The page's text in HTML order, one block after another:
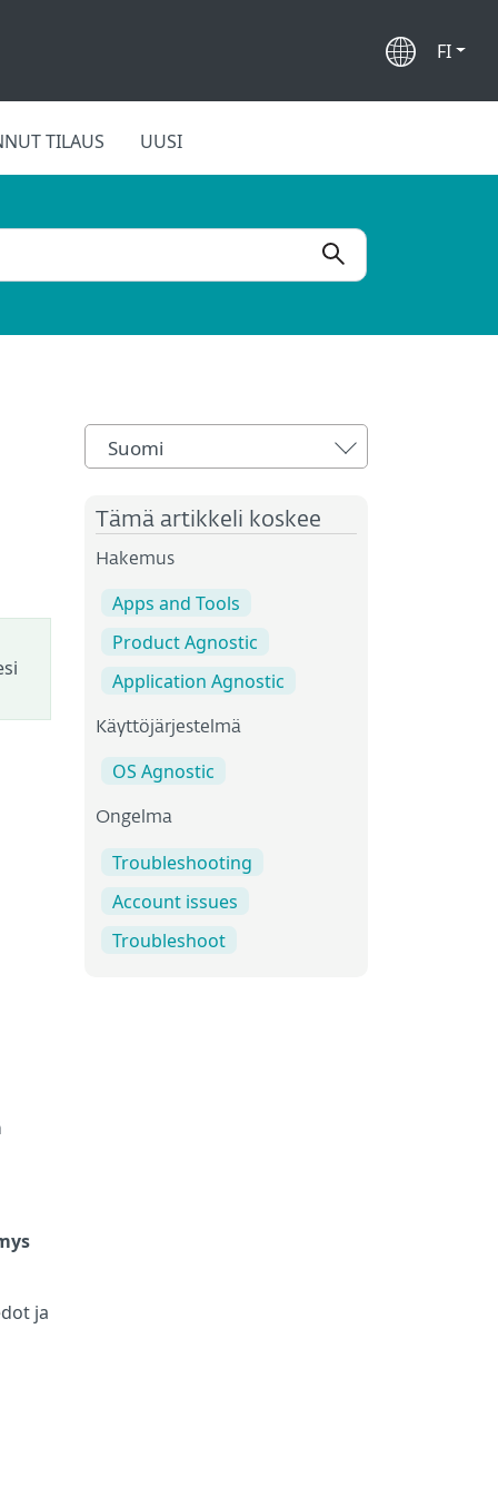
FI
TILAUS UUSI
ja
Suomi
Tämä artikkeli koskee
Hakemus
Apps and Tools
Product Agnostic
Application Agnostic
Käyttöjärjestelmä
OS Agnostic
Ongelma
Troubleshooting
Account issues
Troubleshoot